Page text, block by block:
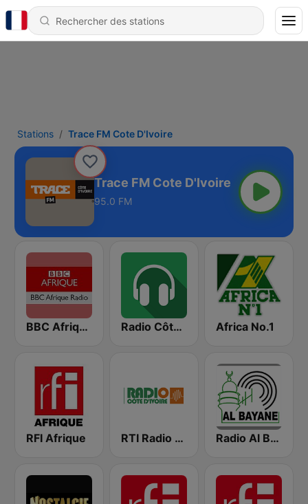
Stations Trace FM Cote D'Ivoire
Trace FM Cote D'Ivoire
95.0 FM
BBC Afrique Radio Côte d'Ivoire Africa No.1
RFI Afrique RTI Radio Côte d'Ivoire Radio Al Bayane